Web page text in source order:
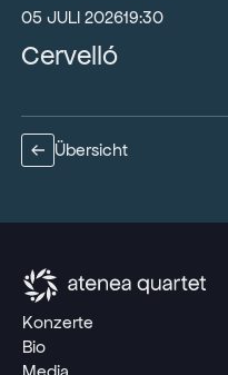
05 JULI 202619:30
Cervelló
Übersicht
Konzerte
Bio